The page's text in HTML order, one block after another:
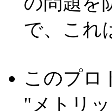
で、これ
このプロ
"メトリ